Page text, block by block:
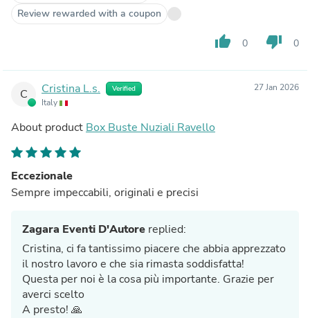
Review rewarded with a coupon
thumb_up 0 thumb_down 0
C Cristina L.s. Verified
Italy
27 Jan 2026
About product Box Buste Nuziali Ravello
Eccezionale
Sempre impeccabili, originali e precisi
Zagara Eventi D'Autore replied:
Cristina, ci fa tantissimo piacere che abbia apprezzato
il nostro lavoro e che sia rimasta soddisfatta!
Questa per noi è la cosa più importante. Grazie per
averci scelto
A presto! 🙏